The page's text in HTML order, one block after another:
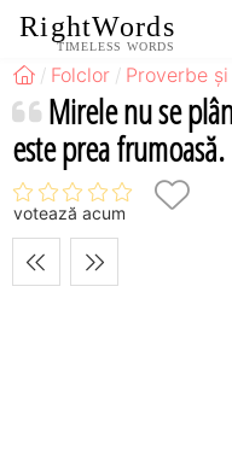
RightWords
TIMELESS WORDS
Folclor Proverbe
Mirele nu se
este prea frumoasă.
votează acum